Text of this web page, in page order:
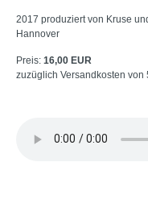
2017 produziert von Kruse
Hannover
Preis: 16,00 EUR
zuzüglich Versandkosten von